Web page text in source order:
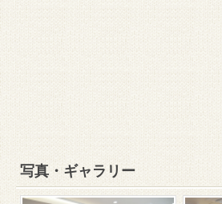
写真・ギャラリー